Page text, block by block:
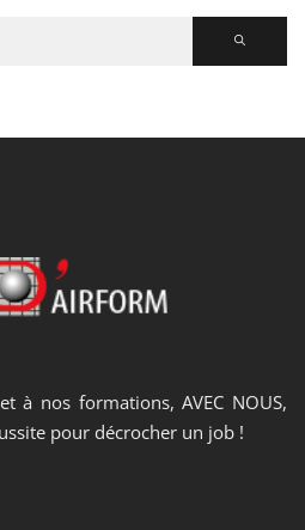
à nos formations, AVEC NOUS,
pour décrocher un job !